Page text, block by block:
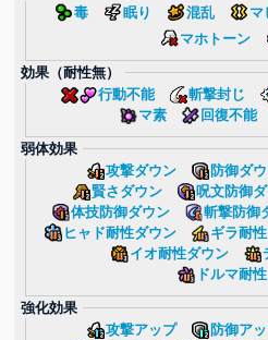
毒
眠り 混乱 マ
マホトーン
効果（耐性無）
行動不能
斬撃封じ
マ素
回復不能
弱体効果
攻撃ダウン
防御ダ
賢さダウン
呪文防御
体技防御ダウン
斬撃防御
ヒャド耐性ダウン
ギラ耐
イオ耐性ダウン
ドルマ耐
強化効果
攻撃アップ
防御ア